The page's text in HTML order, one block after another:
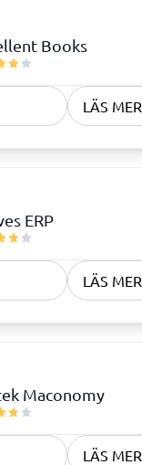
Books
LÄS MER
ERP
LÄS MER
Maconomy
LÄS MER